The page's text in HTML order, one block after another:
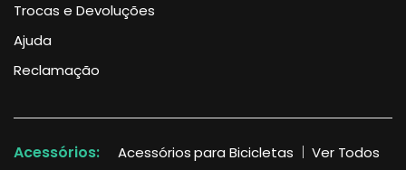
Trocas e Devoluções
Ajuda
Reclamação
Acessórios: Acessórios para Bicicletas Ver Todos